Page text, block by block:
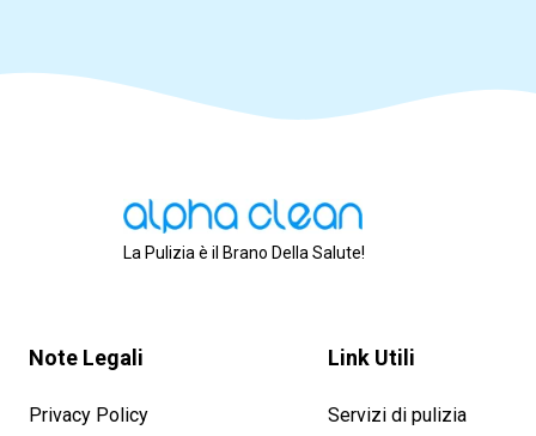
La Pulizia è il Brano Della Salute!
Note Legali
Privacy Policy
Link Utili
Servizi di pulizia